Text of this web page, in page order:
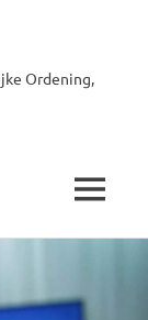
Ordening,
MENU